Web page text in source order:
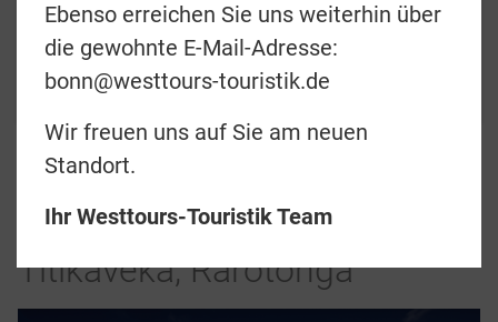
zurück
Teilen
Sea Change Villas
Titikaveka, Rarotonga
Ebenso erreichen Sie uns weiterhin über
die gewohnte E-Mail-Adresse:
bonn@westtours-touristik.de
Wir freuen uns auf Sie am neuen
Standort.
Ihr Westtours-Touristik Team